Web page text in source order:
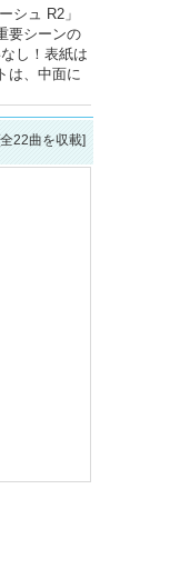
シュ R2」
要シーンの
し！表紙は
は、中面に
22曲を収載]